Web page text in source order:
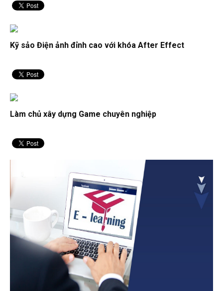
Kỹ sảo Điện ảnh đỉnh cao với khóa After Effect
Làm chủ xây dựng Game chuyên nghiệp